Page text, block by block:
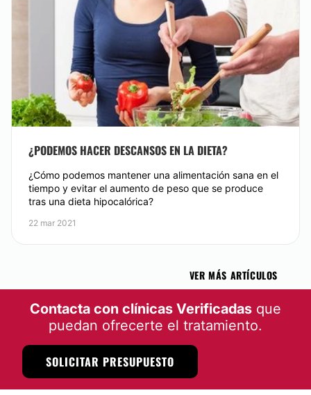
¿PODEMOS HACER DESCANSOS EN LA DIETA?
¿Cómo podemos mantener una alimentación sana en el
tiempo y evitar el aumento de peso que se produce
tras una dieta hipocalórica?
22 mar 2021
VER MÁS ARTÍCULOS
Contacta con clínicas Verificadas que
puedan ofrecerte el tratamiento.
SOLICITAR PRESUPUESTO